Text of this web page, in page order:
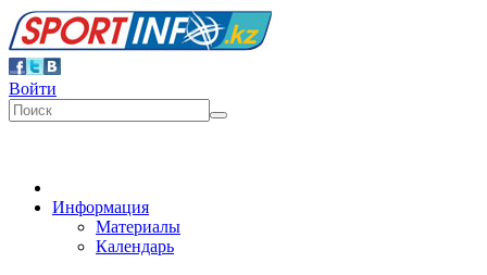
Войти
Информация
Материалы
Календарь